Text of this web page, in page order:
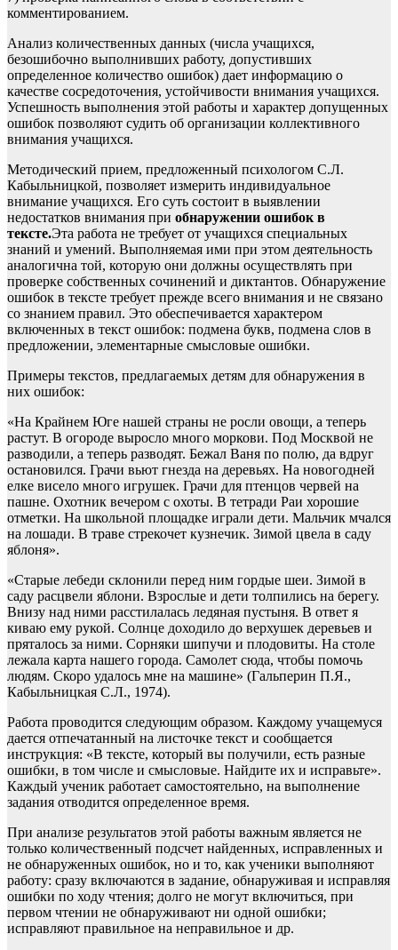
комментированием.
Анализ количественных данных (числа учащихся,
безошибочно выполнивших работу, допустивших
определенное количество ошибок) дает информацию о
качестве сосредоточения, устойчивости внимания учащихся.
Успешность выполнения этой работы и характер допущенных
ошибок позволяют судить об организации коллективного
внимания учащихся.
Методический прием, предложенный психологом С.Л.
Кабыльницкой, позволяет измерить индивидуальное
внимание учащихся. Его суть состоит в выявлении
недостатков внимания при обнаружении ошибок в
тексте.Эта работа не требует от учащихся специальных
знаний и умений. Выполняемая ими при этом деятельность
аналогична той, которую они должны осуществлять при
проверке собственных сочинений и диктантов. Обнаружение
ошибок в тексте требует прежде всего внимания и не связано
со знанием правил. Это обеспечивается характером
включенных в текст ошибок: подмена букв, подмена слов в
предложении, элементарные смысловые ошибки.
Примеры текстов, предлагаемых детям для обнаружения в
них ошибок:
«На Крайнем Юге нашей страны не росли овощи, а теперь
растут. В огороде выросло много моркови. Под Москвой не
разводили, а теперь разводят. Бежал Ваня по полю, да вдруг
остановился. Грачи вьют гнезда на деревьях. На новогодней
елке висело много игрушек. Грачи для птенцов червей на
пашне. Охотник вечером с охоты. В тетради Раи хорошие
отметки. На школьной площадке играли дети. Мальчик мчался
на лошади. В траве стрекочет кузнечик. Зимой цвела в саду
яблоня».
«Старые лебеди склонили перед ним гордые шеи. Зимой в
саду расцвели яблони. Взрослые и дети толпились на берегу.
Внизу над ними расстилалась ледяная пустыня. В ответ я
киваю ему рукой. Солнце доходило до верхушек деревьев и
пряталось за ними. Сорняки шипучи и плодовиты. На столе
лежала карта нашего города. Самолет сюда, чтобы помочь
людям. Скоро удалось мне на машине» (Гальперин П.Я.,
Кабыльницкая С.Л., 1974).
Работа проводится следующим образом. Каждому учащемуся
дается отпечатанный на листочке текст и сообщается
инструкция: «В тексте, который вы получили, есть разные
ошибки, в том числе и смысловые. Найдите их и исправьте».
Каждый ученик работает самостоятельно, на выполнение
задания отводится определенное время.
При анализе результатов этой работы важным является не
только количественный подсчет найденных, исправленных и
не обнаруженных ошибок, но и то, как ученики выполняют
работу: сразу включаются в задание, обнаруживая и исправляя
ошибки по ходу чтения; долго не могут включиться, при
первом чтении не обнаруживают ни одной ошибки;
исправляют правильное на неправильное и др.